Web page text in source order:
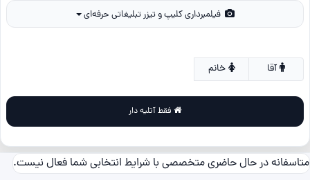
فیلمبرداری کلیپ و تیزر تبلیغاتی حرفه‌ای
خانم
متاسفانه در حال حاضری متخصصی با شرایط انتخابی شما فعال نیست.